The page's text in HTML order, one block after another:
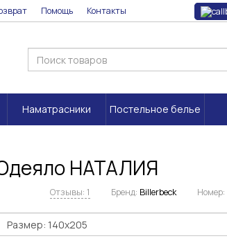
Помощь Контакты
Наматрасники Постельное белье
НАТАЛИЯ
Отзывы: 1 Бренд: Billerbeck Номер: